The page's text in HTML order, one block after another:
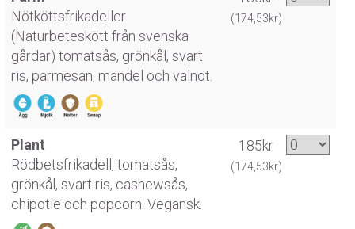
Nötköttsfrikadeller
(Naturbeteskött från svenska
gårdar) tomatsås, grönkål, svart
ris, parmesan, mandel och valnöt.
(174,53kr)
Plant
Rödbetsfrikadell, tomatsås,
grönkål, svart ris, cashewsås,
chipotle och popcorn. Vegansk.
185kr
(174,53kr)